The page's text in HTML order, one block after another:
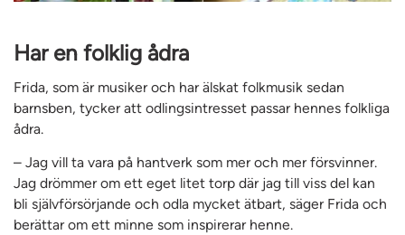
Har en folklig ådra
Frida, som är musiker och har älskat folkmusik sedan
barnsben, tycker att odlingsintresset passar hennes folkliga
ådra.
– Jag vill ta vara på hantverk som mer och mer försvinner.
Jag drömmer om ett eget litet torp där jag till viss del kan
bli självförsörjande och odla mycket ätbart, säger Frida och
berättar om ett minne som inspirerar henne.